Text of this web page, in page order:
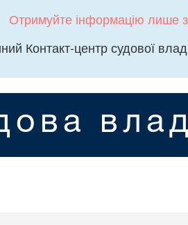
Отримуйте інформацію лише
Контакт-центр судової